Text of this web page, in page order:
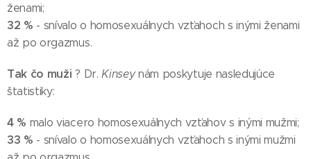
ženami;
32 % - snívalo o homosexuálnych vzťahoch s inými ženami
až po orgazmus.
Tak čo muži ? Dr.Kinseynám poskytuje nasledujúce
štatistiky:
4 % malo viacero homosexuálnych vzťahov s inými mužmi;
33 % - snívalo o homosexuálnych vzťahoch s inými mužmi